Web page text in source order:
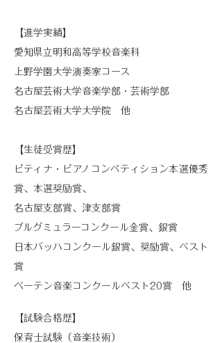
【進学実績】
愛知県立明和高等学校音楽科​
上野学園大学演奏家コース
名古屋芸術大学音楽学部・芸術学部
名古屋芸術大学大学院 他
【生徒受賞歴】
ピティナ・ピアノコンペティション本選優秀
賞、本選奨励賞、
名古屋支部賞、津支部賞
ブルグミュラーコンクール金賞、銀賞
日本バッハコンクール銀賞、奨励賞、ベスト
賞
べーテン音楽コンクールベスト20賞 他
【​試験合格歴】
​保育士試験（音楽技術）